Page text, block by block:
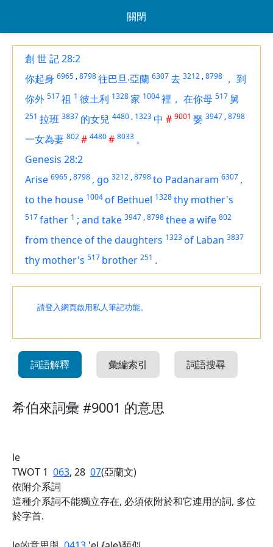
關閉
創 世 記 28:2
你起身 6965 ,8798往巴旦‧亞蘭 6307去 3212 ,8798 ， 到
你外 517祖 1 彼土利 1328家 1004裡， 在你母 517 舅
251 拉班 3837 的女兒 4480 , 1323中 # 9001 娶 3947 ,8798
一女為妻 802# 4480# 8033 。
Genesis 28:2
Arise 6965 ,8798 , go 3212 ,8798to Padanaram 6307 ,
to the house 1004of Bethuel 1328thy mother's
517father 1 ; and take 3947 ,8798thee a wife 802
from thence of the daughters 1323of Laban 3837
thy mother's 517 brother 251 .
請登入網頁啟用私人筆記功能。
詞語解釋 彙編索引 詞語搜尋
希伯來詞彙 #9001 的意思
le
TWOT 1 063, 28 07(亞蘭文)
依附介系詞
這種介系詞不能獨立存在, 必須依附於和它連用的詞, 多位
於字首.